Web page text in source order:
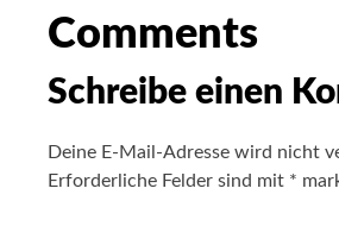
Comments
Schreibe einen
Deine E-Mail-Adresse wird nicht
Erforderliche Felder sind mit *